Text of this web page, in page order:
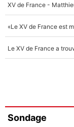
Sondage